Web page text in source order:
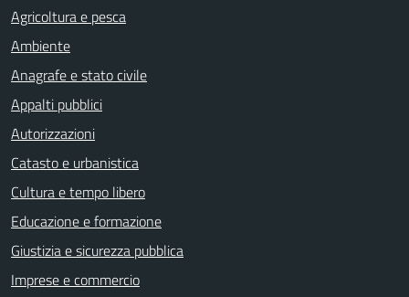
Agricoltura e pesca
Ambiente
Anagrafe e stato civile
Appalti pubblici
Autorizzazioni
Catasto e urbanistica
Cultura e tempo libero
Educazione e formazione
Giustizia e sicurezza pubblica
Imprese e commercio